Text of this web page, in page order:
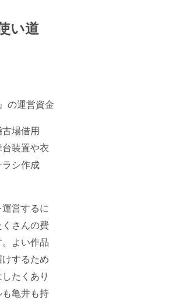
い道
の運営資金
場借用
装置や衣
シ作成
営するに
さんの費
よい作品
するため
たくあり
亀井も持